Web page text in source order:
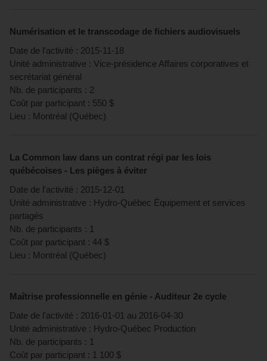
Numérisation et le transcodage de fichiers audiovisuels
Date de l'activité : 2015-11-18
Unité administrative : Vice-présidence Affaires corporatives et
secrétariat général
Nb. de participants : 2
Coût par participant : 550 $
Lieu : Montréal (Québec)
La Common law dans un contrat régi par les lois
québécoises - Les pièges à éviter
Date de l'activité : 2015-12-01
Unité administrative : Hydro-Québec Équipement et services
partagés
Nb. de participants : 1
Coût par participant : 44 $
Lieu : Montréal (Québec)
Maîtrise professionnelle en génie - Auditeur 2e cycle
Date de l'activité : 2016-01-01 au 2016-04-30
Unité administrative : Hydro-Québec Production
Nb. de participants : 1
Coût par participant : 1 100 $